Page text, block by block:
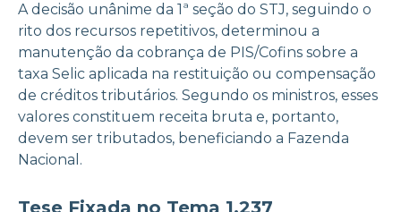
A decisão unânime da 1ª seção do STJ, seguindo o
rito dos recursos repetitivos, determinou a
manutenção da cobrança de PIS/Cofins sobre a
taxa Selic aplicada na restituição ou compensação
de créditos tributários. Segundo os ministros, esses
valores constituem receita bruta e, portanto,
devem ser tributados, beneficiando a Fazenda
Nacional.